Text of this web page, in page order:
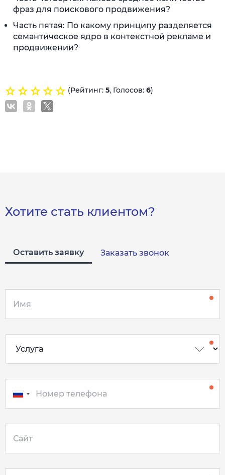
фраз для поискового продвижения?
Часть пятая: По какому принципу разделяется
семантическое ядро в контекстной рекламе и
продвижении?
(Рейтинг: 5, Голосов: 6)
Хотите стать клиентом?
Оставить заявку Заказать звонок